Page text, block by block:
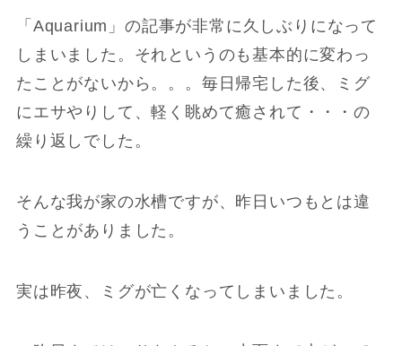
「Aquarium」の記事が非常に久しぶりになって
しまいました。それというのも基本的に変わっ
たことがないから。。。毎日帰宅した後、ミグ
にエサやりして、軽く眺めて癒されて・・・の
繰り返しでした。
そんな我が家の水槽ですが、昨日いつもとは違
うことがありました。
実は昨夜、ミグが亡くなってしまいました。